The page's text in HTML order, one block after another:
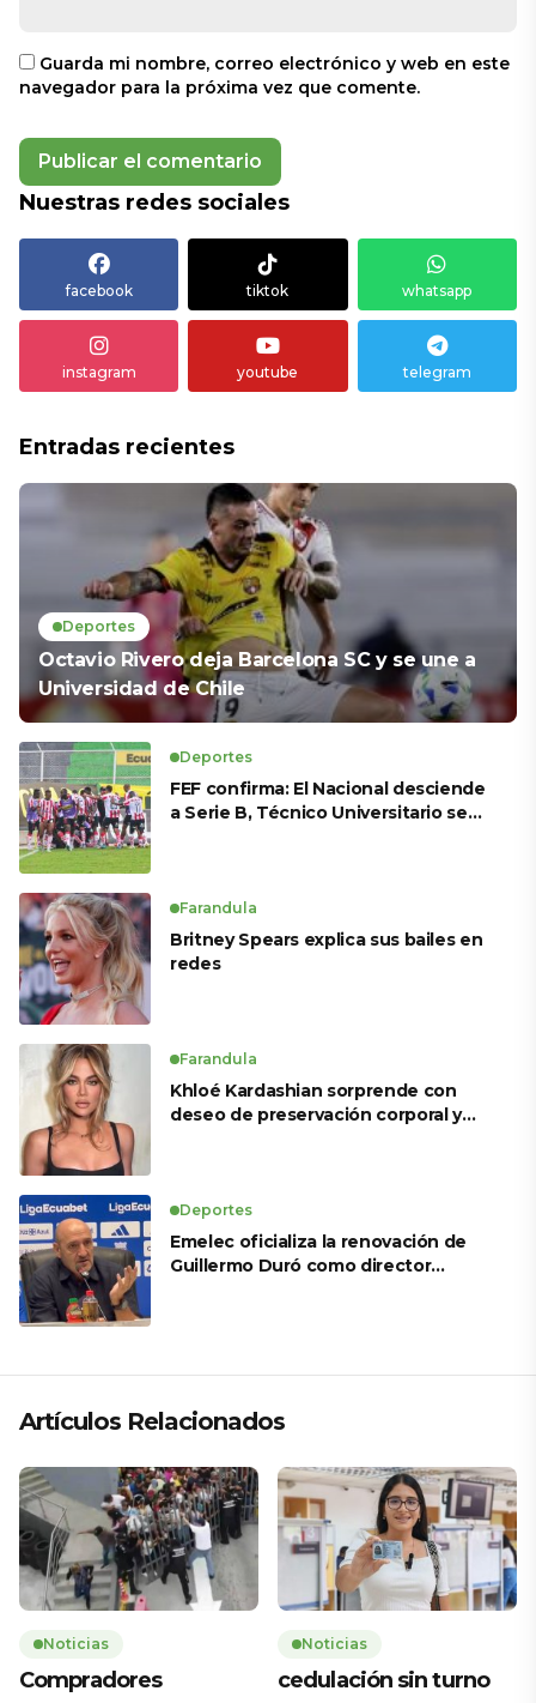
Guarda mi nombre, correo electrónico y web en este
navegador para la próxima vez que comente.
Nuestras redes sociales
facebook tiktok whatsapp
instagram youtube telegram
Entradas recientes
Deportes
Octavio Rivero deja Barcelona SC y se une a
Universidad de Chile
Deportes
FEF confirma: El Nacional desciende
a Serie B, Técnico Universitario se
Farandula
Britney Spears explica sus bailes en
redes
Farandula
Khloé Kardashian sorprende con
deseo de preservación corporal y
Deportes
Emelec oficializa la renovación de
Guillermo Duró como director
Artículos Relacionados
Noticias
Compradores
Noticias
cedulación sin turno